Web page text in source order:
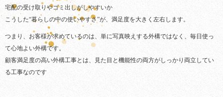
宅配の受け取りやゴミ出しがしやすいか
こうした“暮らしの中の使いやすさ”が、満足度を大きく左右します。
つまり、お客様が求めているのは、単に写真映えする外構ではなく、毎日使っ
て心地よい外構です。
顧客満足度の高い外構工事とは、見た目と機能性の両方がしっかり両立してい
る工事なのです